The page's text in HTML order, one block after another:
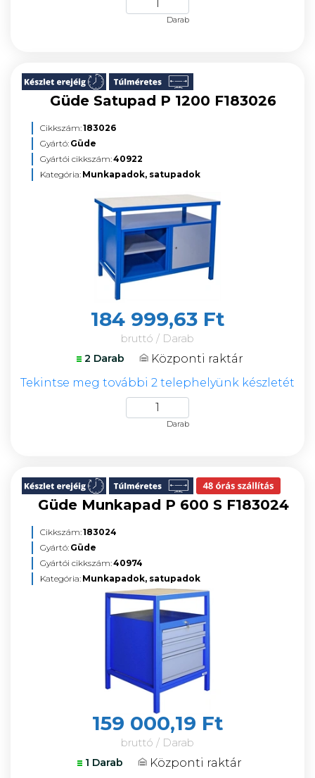
Darab
Güde Satupad P 1200 F183026
Cikkszám:183026
Gyártó: Güde
Gyártói cikkszám:40922
Kategória: Munkapadok, satupadok
184 999,63 Ft
bruttó / Darab
2 Darab
Központi raktár
Tekintse meg további 2 telephelyünk készletét
Darab
Güde Munkapad P 600 S F183024
Cikkszám:183024
Gyártó: Güde
Gyártói cikkszám:40974
Kategória: Munkapadok, satupadok
159 000,19 Ft
bruttó / Darab
1 Darab Központi raktár